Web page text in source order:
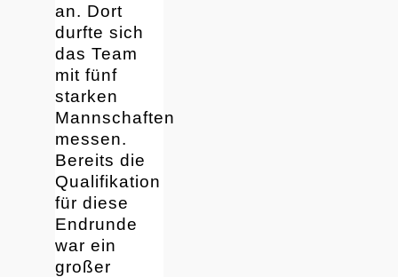
an. Dort
durfte sich
das Team
mit fünf
starken
Mannschaften
messen.
Bereits die
Qualifikation
für diese
Endrunde
war ein
großer